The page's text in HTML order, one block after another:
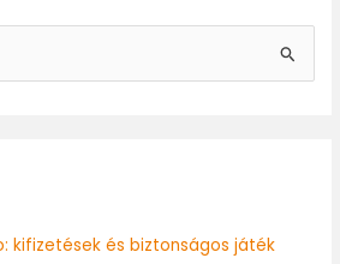
kifizetések és biztonságos játék